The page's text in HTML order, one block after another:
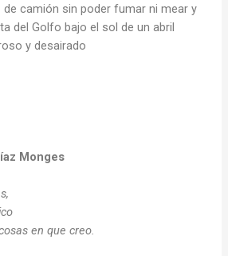
camión sin poder fumar ni mear y
del Golfo bajo el sol de un abril
y desairado
Monges
en que creo.